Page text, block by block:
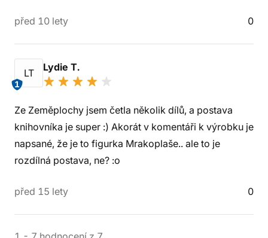
před 10 lety 0
LT
1
Lydie T.
Ze Zeměplochy jsem četla několik dílů, a postava
knihovníka je super :) Akorát v komentáři k výrobku je
napsané, že je to figurka Mrakoplaše.. ale to je
rozdílná postava, ne? :o
před 15 lety 0